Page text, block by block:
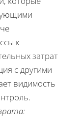
к
затрат
с другими
видимость